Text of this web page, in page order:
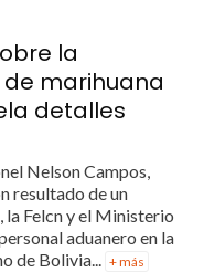
la
marihuana
detalles
Nelson Campos,
resultado de un
Felcn y el Ministerio
aduanero en la
de Bolivia... + más